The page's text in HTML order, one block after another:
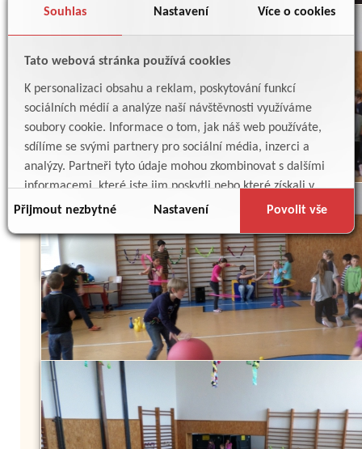
Souhlas Nastavení Více o cookies
Tato webová stránka používá cookies
K personalizaci obsahu a reklam, poskytování funkcí
sociálních médií a analýze naší návštěvnosti využíváme
soubory cookie. Informace o tom, jak náš web používáte,
sdílíme se svými partnery pro sociální média, inzerci a
analýzy. Partneři tyto údaje mohou zkombinovat s dalšími
informacemi, které jste jim poskytli nebo které získali v
důsledku toho, že používáte jejich služby.
Přijmout nezbytné Nastavení Povolit vše